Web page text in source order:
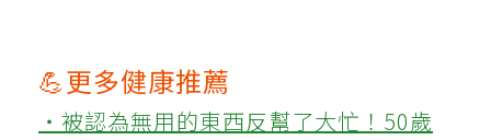
💪更多健康推薦
‧被認為無用的東西反幫了大忙！50歲